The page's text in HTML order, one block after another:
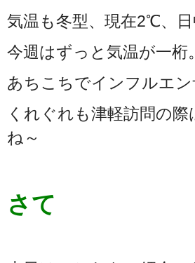
気温も冬型、現在2℃、
今週はずっと気温が一
あちこちでインフルエ
くれぐれも津軽訪問の
ね～
さて